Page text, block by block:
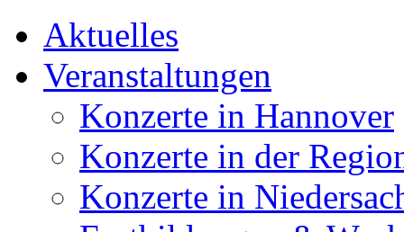
Aktuelles
Veranstaltungen
Konzerte in Hannover
Konzerte in der
Konzerte in